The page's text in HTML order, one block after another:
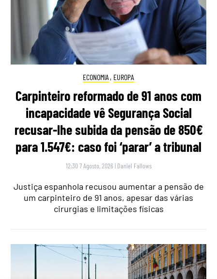
ECONOMIA , EUROPA
Carpinteiro reformado de 91 anos com
incapacidade vê Segurança Social
recusar-lhe subida da pensão de 850€
para 1.547€: caso foi ‘parar’ a tribunal
12:30 7 Agosto, 2026 | Daniel Fallows
Justiça espanhola recusou aumentar a pensão de
um carpinteiro de 91 anos, apesar das várias
cirurgias e limitações físicas